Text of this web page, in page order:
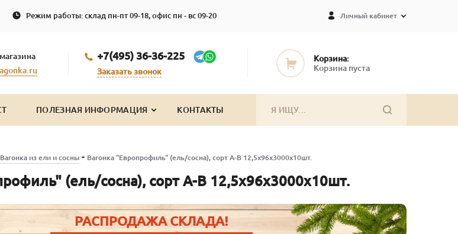
Режим работы: склад пн-пт 09-18, офис пн - вс 09-20 Личный кабинет
+7(495) 36-36-225
Заказать звонок
Корзина:
Корзина пуста
ПОЛЕЗНАЯ ИНФОРМАЦИЯ КОНТАКТЫ
Вагонка из ели и сосны- Вагонка "Европрофиль" (ель/сосна), сорт А-В 12,5х96х3000х10шт.
(ель/сосна), сорт А-В 12,5х96х3000х10шт.
РАСПРОДАЖА СКЛАДА!